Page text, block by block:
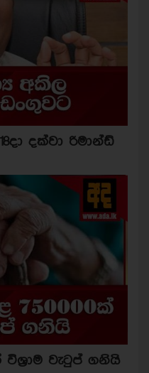
දක්වා රිමාන්ඩ්
විශ්‍රාම වැටුප් ගනියි